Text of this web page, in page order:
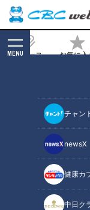
ニュース お気に入
MENU
チャン
newsX
健康カ
中日ク
技術』学ぶ
チームワーク